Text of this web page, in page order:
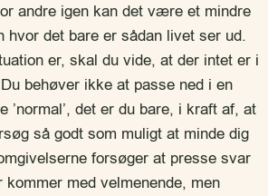
andre igen kan det være et mindre
hvor det bare er sådan livet ser ud.
er, skal du vide, at der intet er i
behøver ikke at passe ned i en
det er du bare, i kraft af, at
så godt som muligt at minde dig
forsøger at presse svar
kommer med velmenende, men